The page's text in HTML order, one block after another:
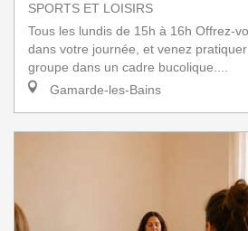
SPORTS ET LOISIRS
Tous les lundis de 15h à 16h Offrez-
dans votre journée, et venez
groupe dans un cadre bucolique....
Gamarde-les-Bains